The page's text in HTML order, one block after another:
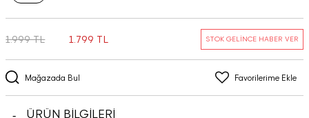
Mağazada Bul Favorilerime Ekle
1.999 TL 1.799 TL STOK GELİNCE HABER VER
ÜRÜN BİLGİLERİ